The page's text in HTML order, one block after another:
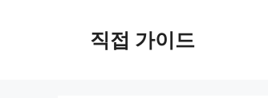
직접 가이드